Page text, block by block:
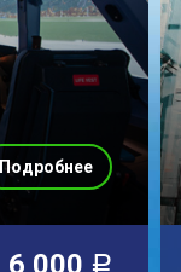
6 000
Подробнее